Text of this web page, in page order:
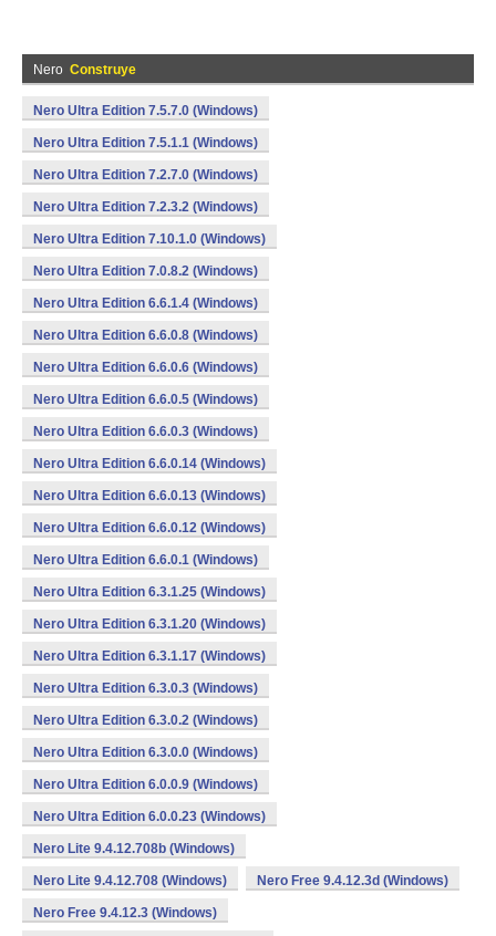
Nero Construye
Nero Ultra Edition 7.5.7.0 (Windows)
Nero Ultra Edition 7.5.1.1 (Windows)
Nero Ultra Edition 7.2.7.0 (Windows)
Nero Ultra Edition 7.2.3.2 (Windows)
Nero Ultra Edition 7.10.1.0 (Windows)
Nero Ultra Edition 7.0.8.2 (Windows)
Nero Ultra Edition 6.6.1.4 (Windows)
Nero Ultra Edition 6.6.0.8 (Windows)
Nero Ultra Edition 6.6.0.6 (Windows)
Nero Ultra Edition 6.6.0.5 (Windows)
Nero Ultra Edition 6.6.0.3 (Windows)
Nero Ultra Edition 6.6.0.14 (Windows)
Nero Ultra Edition 6.6.0.13 (Windows)
Nero Ultra Edition 6.6.0.12 (Windows)
Nero Ultra Edition 6.6.0.1 (Windows)
Nero Ultra Edition 6.3.1.25 (Windows)
Nero Ultra Edition 6.3.1.20 (Windows)
Nero Ultra Edition 6.3.1.17 (Windows)
Nero Ultra Edition 6.3.0.3 (Windows)
Nero Ultra Edition 6.3.0.2 (Windows)
Nero Ultra Edition 6.3.0.0 (Windows)
Nero Ultra Edition 6.0.0.9 (Windows)
Nero Ultra Edition 6.0.0.23 (Windows)
Nero Lite 9.4.12.708b (Windows)
Nero Lite 9.4.12.708 (Windows) Nero Free 9.4.12.3d (Windows)
Nero Free 9.4.12.3 (Windows)